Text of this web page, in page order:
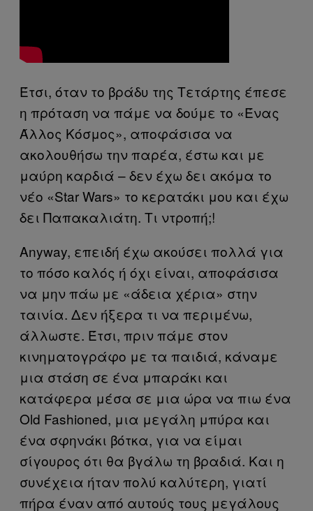
Έτσι, όταν το βράδυ της Τετάρτης έπεσε
η πρόταση να πάμε να δούμε το «Ένας
Άλλος Κόσμος», αποφάσισα να
ακολουθήσω την παρέα, έστω και με
μαύρη καρδιά – δεν έχω δει ακόμα το
νέο «Star Wars» το κερατάκι μου και έχω
δει Παπακαλιάτη. Τι ντροπή;!
Anyway, επειδή έχω ακούσει πολλά για
το πόσο καλός ή όχι είναι, αποφάσισα
να μην πάω με «άδεια χέρια» στην
ταινία. Δεν ήξερα τι να περιμένω,
άλλωστε. Έτσι, πριν πάμε στον
κινηματογράφο με τα παιδιά, κάναμε
μια στάση σε ένα μπαράκι και
κατάφερα μέσα σε μια ώρα να πιω ένα
Old Fashioned, μια μεγάλη μπύρα και
ένα σφηνάκι βότκα, για να είμαι
σίγουρος ότι θα βγάλω τη βραδιά. Και η
συνέχεια ήταν πολύ καλύτερη, γιατί
πήρα έναν από αυτούς τους μεγάλους